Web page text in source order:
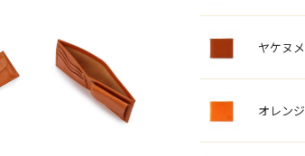
ヤケヌメ
オレンジ